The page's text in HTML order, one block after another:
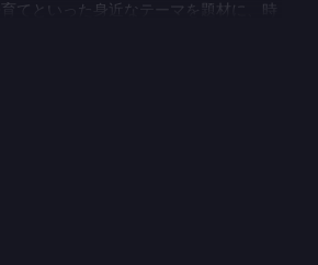
てといった身近なテーマを題材に、時